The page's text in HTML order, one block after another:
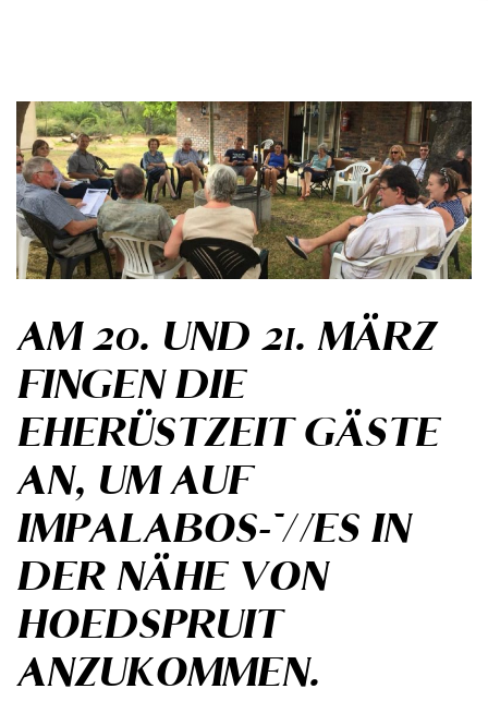
AM 20. UND 21. MÄRZ
FINGEN DIE
EHERÜSTZEIT GÄSTE
AN, UM AUF
IMPALABOS-WES IN
DER NÄHE VON
HOEDSPRUIT
ANZUKOMMEN.